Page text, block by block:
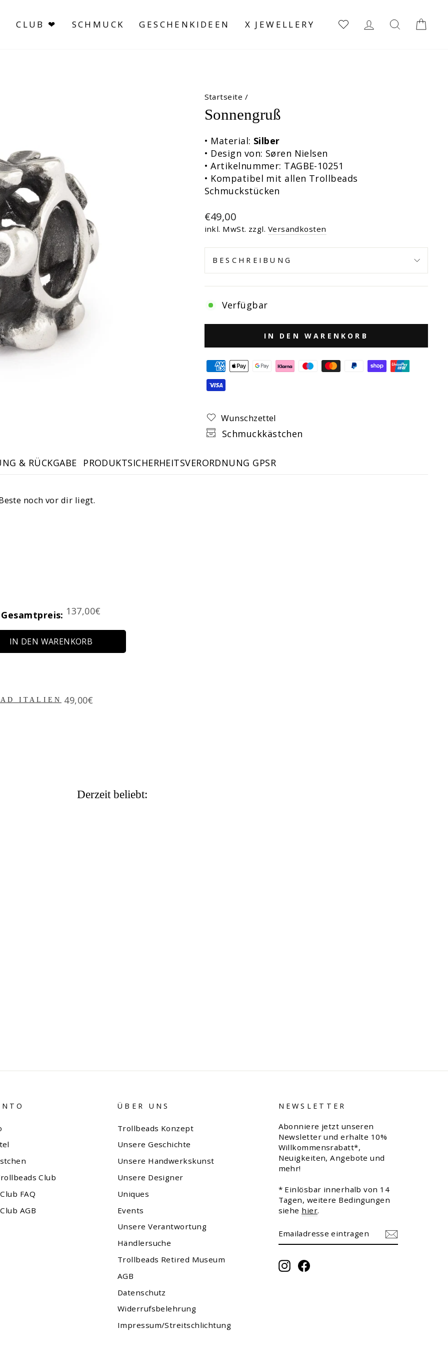
CLUB ❤ SCHMUCK GESCHENKIDEEN X JEWELLERY EINLOGGEN
SUCHE
Startseite /
Sonnengruß
• Material: Silber
• Design von: Søren Nielsen
• Artikelnummer: TAGBE-10251
• Kompatibel mit allen Trollbeads
Schmuckstücken
Normaler
Preis
€49,00
inkl. MwSt. zzgl. Versandkosten
BESCHREIBUNG
Verfügbar
IN DEN WARENKORB
Wunschzettel
Schmuckkästchen
& RÜCKGABE PRODUKTSICHERHEITSVERORDNUNG GPSR
noch vor dir liegt.
Gesamtpreis: Price
137,00€
IN DEN WARENKORB
ITALIEN Price
49,00€
Derzeit beliebt:
Club
FAQ
AGB
ÜBER UNS
Trollbeads Konzept
Unsere Geschichte
Unsere Handwerkskunst
Unsere Designer
Uniques
Events
Unsere Verantwortung
Händlersuche
Trollbeads Retired Museum
AGB
Datenschutz
Widerrufsbelehrung
Impressum/Streitschlichtung
NEWSLETTER
Abonniere jetzt unseren
Newsletter und erhalte 10%
Willkommensrabatt*,
Neuigkeiten, Angebote und
mehr!
* Einlösbar innerhalb von 14
Tagen, weitere Bedingungen
siehe hier.
EINTRAGEN
InstagramFacebook